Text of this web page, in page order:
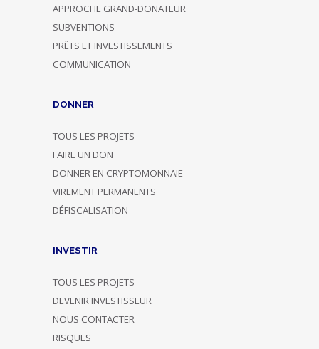
APPROCHE GRAND-DONATEUR
SUBVENTIONS
PRÊTS ET INVESTISSEMENTS
COMMUNICATION
DONNER
TOUS LES PROJETS
FAIRE UN DON
DONNER EN CRYPTOMONNAIE
VIREMENT PERMANENTS
DÉFISCALISATION
INVESTIR
TOUS LES PROJETS
DEVENIR INVESTISSEUR
NOUS CONTACTER
RISQUES